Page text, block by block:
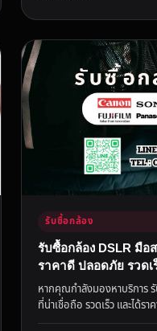
รับซื้อกล้อง
รับซื้อกล้อง DSLR มือ
ราคาดี ปลอดภัย รวดเ
หากคุณกำลังมองหาบริการ
ที่น่าเชื่อถือ รวดเร็ว และได้
คุณไม่ค...